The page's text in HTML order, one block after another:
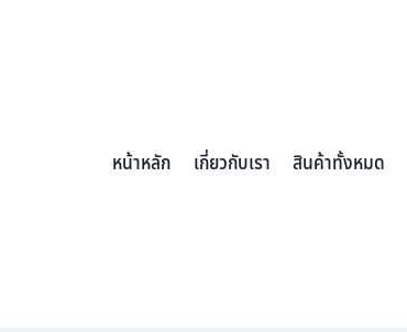
หน้าหลัก เกี่ยวกับเรา สินค้าทั้งหมด